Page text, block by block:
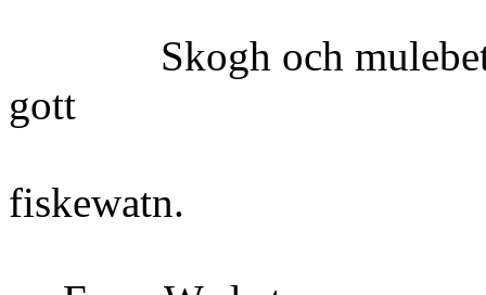
Skogh och mulebete
gott